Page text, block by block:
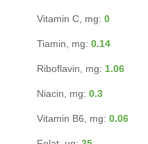
Vitamin C, mg: 0
Tiamin, mg: 0.14
Riboflavin, mg: 1.06
Niacin, mg: 0.3
Vitamin B6, mg: 0.06